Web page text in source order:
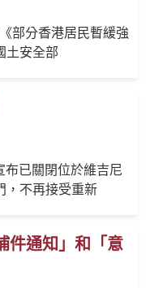
部分香港居民暫緩強
土安全部
布已關閉位於維吉尼
，不再接受重新
件通知」和「意